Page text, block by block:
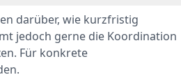
darüber, wie kurzfristig
jedoch gerne die Koordination
Für konkrete